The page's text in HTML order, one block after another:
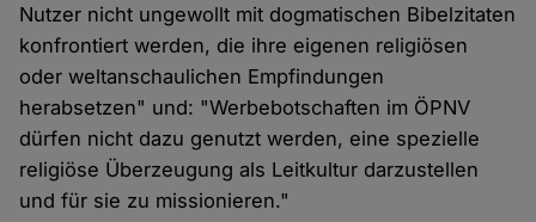
Nutzer nicht ungewollt mit dogmatischen Bibelzitaten
konfrontiert werden, die ihre eigenen religiösen
oder weltanschaulichen Empfindungen
herabsetzen" und: "Werbebotschaften im ÖPNV
dürfen nicht dazu genutzt werden, eine spezielle
religiöse Überzeugung als Leitkultur darzustellen
und für sie zu missionieren."